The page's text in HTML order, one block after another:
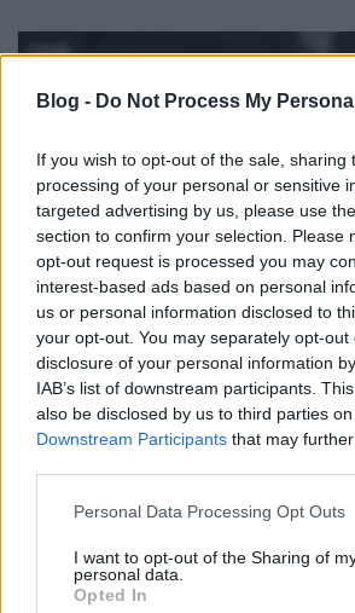
Blog - Do Not Process My
If you wish to opt-out of the sale, sharing
processing of your personal or sensitive
targeted advertising by us, please use
section to confirm your selection. Please
opt-out request is processed you may
interest-based ads based on personal
us or personal information disclosed to
your opt-out. You may separately opt-
disclosure of your personal information
IAB’s list of downstream participants.
also be disclosed by us to third parties
Downstream Participants that may
Please note that this website/app uses
not limited to your visit or usage
grant or deny consent to Google and its
use your data for below specified
Personal Data Processing Opt Outs
I want to opt-out of the Sharing of
personal data.
Opted In